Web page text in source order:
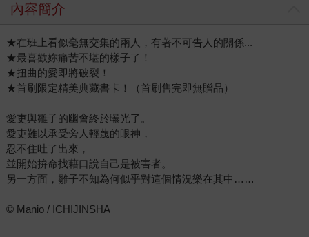
內容簡介
★在班上看似毫無交集的兩人，有著不可告人的關係...
★最喜歡妳痛苦不堪的樣子了！
★扭曲的愛即將破裂！
★首刷限定精美典藏書卡！（首刷售完即無贈品）
愛吏與雛子的幽會終於曝光了。
愛吏難以承受旁人輕蔑的眼神，
忍不住吐了出來，
並開始拚命找藉口說自己是被害者。
另一方面，雛子不知為何似乎對這個情況樂在其中……
© Manio / ICHIJINSHA